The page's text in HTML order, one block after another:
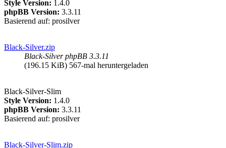
Style Version: 1.4.0
phpBB Version: 3.3.11
Basierend auf: prosilver
Black-Silver.zip
Black-Silver phpBB 3.3.11
(196.15 KiB) 567-mal heruntergeladen
Black-Silver-Slim
Style Version: 1.4.0
phpBB Version: 3.3.11
Basierend auf: prosilver
Black-Silver-Slim.zip